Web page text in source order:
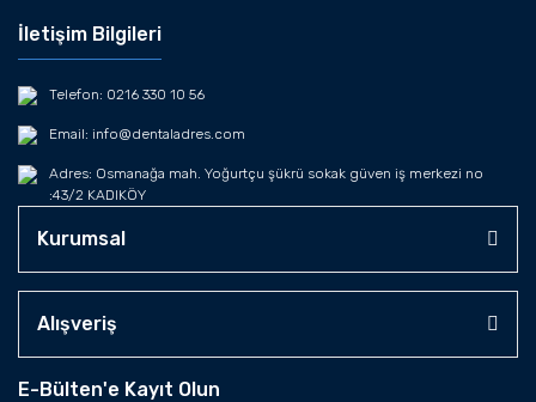
İletişim Bilgileri
Telefon: 0216 330 10 56
Email: info@dentaladres.com
Adres: Osmanağa mah. Yoğurtçu şükrü sokak güven iş merkezi no
:43/2 KADIKÖY
Kurumsal
Alışveriş
E-Bülten'e Kayıt Olun